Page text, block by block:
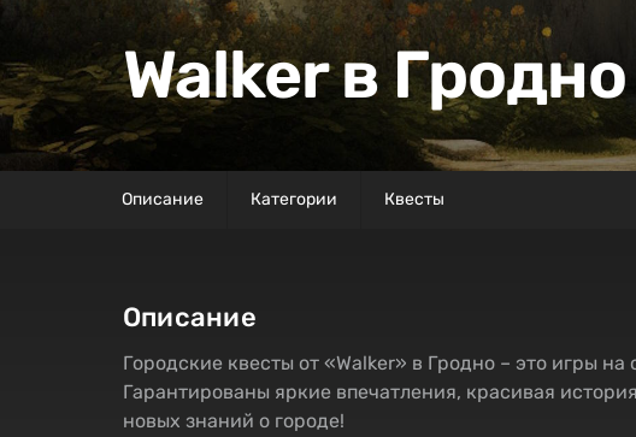
Walker в Гродно
Описание Категории Квесты
Описание
Городские квесты от «Walker» в Гродно – это игры
Гарантированы яркие впечатления, красивая
новых знаний о городе!